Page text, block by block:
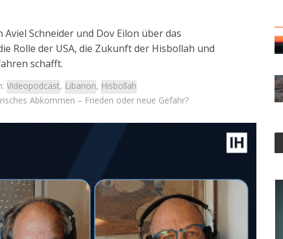
Schneider und Dov Eilon über das
Rolle der USA, die Zukunft der Hisbollah und
schafft.
Videopodcast, Libanon, Hisbollah
Abkommen – Frieden oder neue Gefahr?
Israel